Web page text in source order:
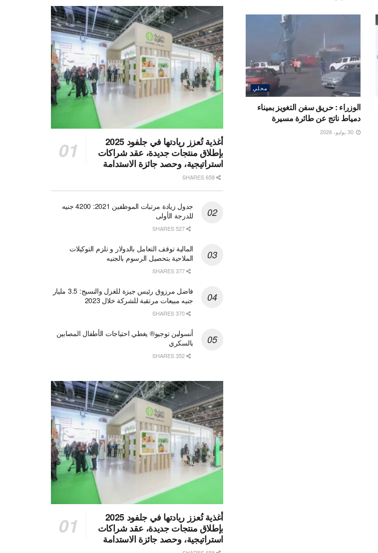
محلي
الوزراء : حريق سفن التغويز بميناء
دمياط ناتج عن طائرة مسيرة
أغذية تُعزز ريادتها في جلفود 2025
بإطلاق منتجات جديدة، عقد شراكات
استراتيجية، وحصد جائزة الاستدامة
جدول زيادة مرتبات الموظفين 2021: 4200 جنيه
للدرجة الأولى
المالية توقف التعامل بالدولار و تلزم التوكيلات
الملاحية بتحصيل الرسوم بالجنيه
فاضل مرزوق رئيس جيزة للغزل والنسيج: 3.5 مليار
جنيه مبيعات مرتقبة للشركة خلال 2023
أنسولين توجيو® يغطي احتياجات الأطفال المصابين
بالسكري
أغذية تُعزز ريادتها في جلفود 2025
بإطلاق منتجات جديدة، عقد شراكات
استراتيجية، وحصد جائزة الاستدامة